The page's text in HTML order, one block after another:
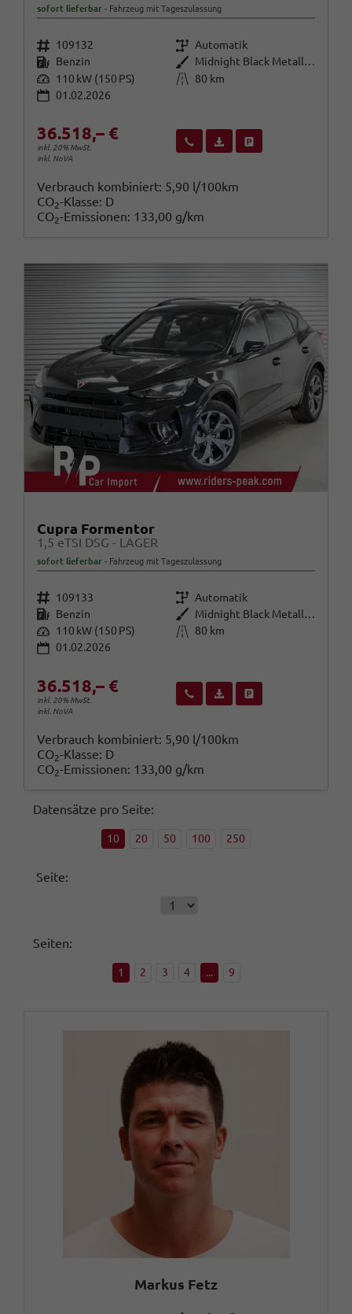
sofort lieferbar Fahrzeug mit Tageszulassung
Fahrzeugnr. 109132 Getriebe Automatik
Kraftstoff Benzin Außenfarbe
Midnight Black Metallic (0E)
Leistung 110 kW (150 PS) Kilometerstand
80 km
01.02.2026
36.518,– €
inkl. 20% MwSt.
inkl. NoVA
Wir rufen Sie anFahrzeugexposé (PDF)
Verbrauch kombiniert: 5,90 l/100km
CO2-Klasse: D
CO2-Emissionen: 133,00 g/km
Cupra Formentor
1,5 eTSI DSG - LAGER
sofort lieferbar Fahrzeug mit Tageszulassung
Fahrzeugnr. 109133 Getriebe Automatik
Kraftstoff Benzin Außenfarbe
Midnight Black Metallic (0E)
Leistung 110 kW (150 PS) Kilometerstand
80 km
01.02.2026
36.518,– €
inkl. 20% MwSt.
inkl. NoVA
Wir rufen Sie anFahrzeugexposé (PDF)
Verbrauch kombiniert: 5,90 l/100km
CO2-Klasse: D
CO2-Emissionen: 133,00 g/km
Datensätze pro Seite:
10 20 50 100 250
Seite:
Seiten:
1 2 3 4 ... 9
Markus Fetz